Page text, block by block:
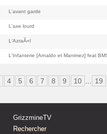
L'avant garde
L'axe lourd
L'AzraÃ«l
L'Infanterie [Arnaldo et Manimez] feat
4 5 6 7 8 9 10 19
GrizzmineTV
Rechercher